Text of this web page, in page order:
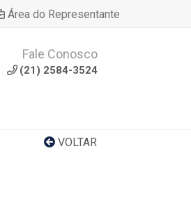
Área do Representante
Fale Conosco
(21) 2584-3524
VOLTAR